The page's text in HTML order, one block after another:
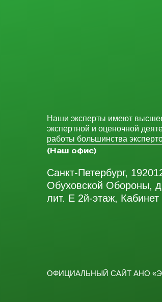
Наши эксперты имеют
экспертной и оценочной
работы большинства
(Наш офис)
Санкт-Петербург,
Обуховской Обороны,
лит. Е 2й-этаж,
ОФИЦИАЛЬНЫЙ САЙТ АНО